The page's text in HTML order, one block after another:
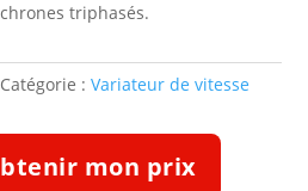
triphasés.
Catégorie :Variateur de vitesse
mon prix